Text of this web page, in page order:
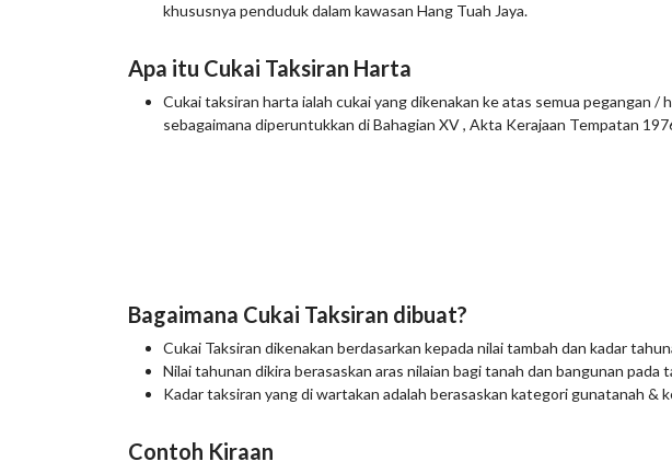
khususnya penduduk dalam kawasan Hang Tuah Jaya.
Apa itu Cukai Taksiran Harta
Cukai taksiran harta ialah cukai yang dikenakan ke atas semua pegangan
sebagaimana diperuntukkan di Bahagian XV , Akta Kerajaan Tempatan
Bagaimana Cukai Taksiran dibuat?
Cukai Taksiran dikenakan berdasarkan kepada nilai tambah dan kadar
Nilai tahunan dikira berasaskan aras nilaian bagi tanah dan bangunan pada
Kadar taksiran yang di wartakan adalah berasaskan kategori gunatanah &
Contoh Kiraan